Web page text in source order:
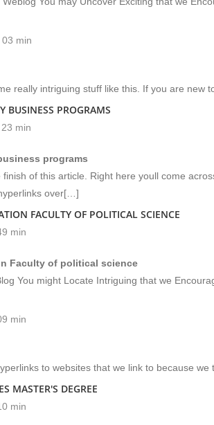
min
really intriguing stuff like this. If you are new
BUSINESS PROGRAMS
min
programs
of this article. Right here youll come
over[…]
FACULTY OF POLITICAL SCIENCE
min
Faculty of political science
You might Locate Intriguing that we
min
to websites that we link to because
MASTER'S DEGREE
min